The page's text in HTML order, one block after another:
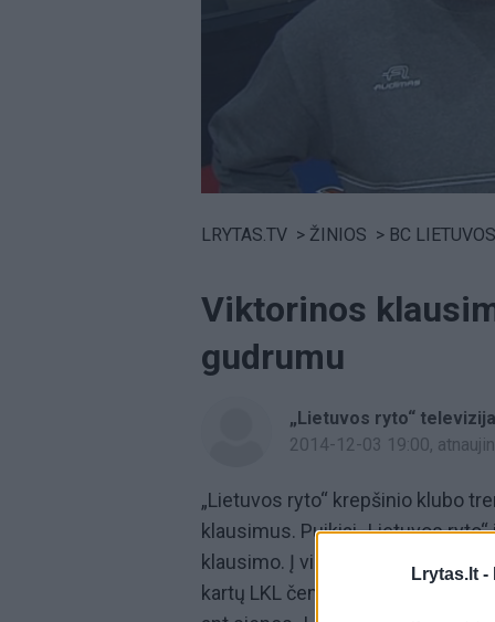
Lrytas.lt -
LRYTAS.TV > ŽINIOS > BC
Viktorinos
gudrumu
„Lietuvos ryto“ televizija
2014-12-03 19:00,
„Lietuvos ryto“ krepšinio klubo
klausimus. Puikiai „Lietuvos
klausimo. Į vieną klausimą V,
kartų LKL čempionu yra tapęs